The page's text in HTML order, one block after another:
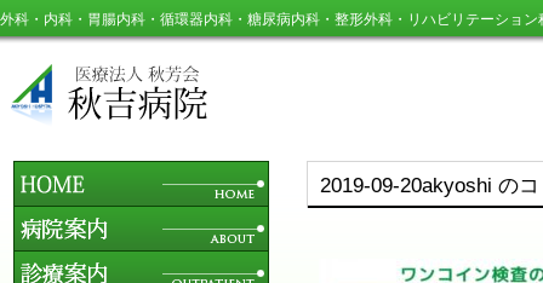
外科・内科・胃腸内科・循環器内科・糖尿病内科・整形外科・リハビリテーション
2019-09-20akyoshi の